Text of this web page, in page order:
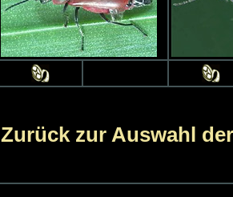
Zurück zur Auswahl